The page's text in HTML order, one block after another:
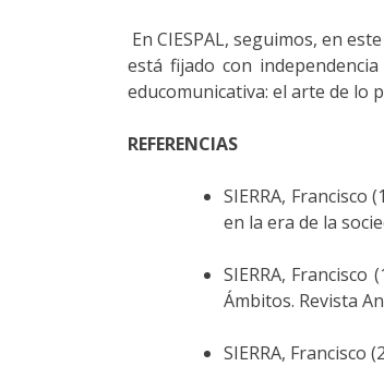
En CIESPAL, seguimos, en
está fijado con
educomunicativa: el arte de lo
REFERENCIAS
SIERRA,
en la era de la
SIERRA,
Ámbitos. Revista
SIERRA, Francisco